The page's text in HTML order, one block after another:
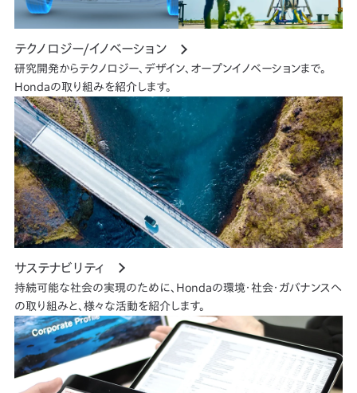
テクノロジー/イノベーション
研究開発からテクノロジー、デザイン、オープンイノベーションまで。
Hondaの取り組みを紹介します。
サステナビリティ
持続可能な社会の実現のために、Hondaの環境・社会・ガバナンスへ
の取り組みと、様々な活動を紹介します。